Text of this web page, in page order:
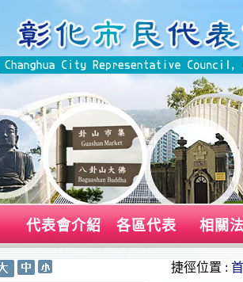
代表會介紹 各區代表 相關
捷徑位置 :